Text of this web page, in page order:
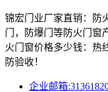
锦宏门业厂家直销：防
门，防爆门等防火门窗
火门窗价格多少钱：热
防验收！
企业邮箱